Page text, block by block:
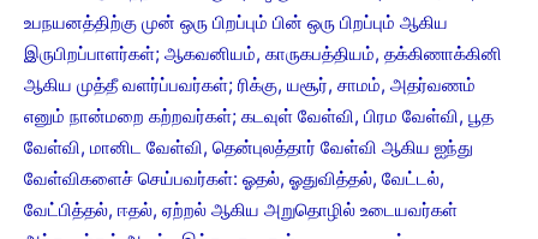
உபநயனத்திற்கு முன் ஒரு பிறப்பும் பின் ஒரு பிறப்பும் ஆகிய
இருபிறப்பாளர்கள்; ஆகவனியம், காருகபத்தியம், தக்கிணாக்கினி
ஆகிய முத்தீ வளர்ப்பவர்கள்; ரிக்கு, யசூர், சாமம், அதர்வணம்
எனும் நான்மறை கற்றவர்கள்; கடவுள் வேள்வி, பிரம வேள்வி, பூத
வேள்வி, மானிட வேள்வி, தென்புலத்தார் வேள்வி ஆகிய ஐந்து
வேள்விகளைச் செய்பவர்கள்: ஓதல், ஓதுவித்தல், வேட்டல்,
வேட்பித்தல், ஈதல், ஏற்றல் ஆகிய அறுதொழில் உடையவர்கள்